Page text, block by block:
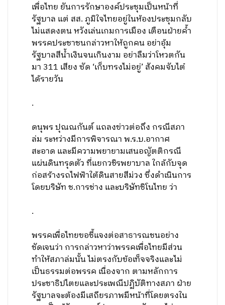
เพื่อไทย ยันการรักษาองค์ประชุมเป็นหน้าที่
รัฐบาล แต่ สส. ภูมิใจไทยอยู่ในห้องประชุมกลับ
ไม่แสดงตน หวังเล่นเกมการเมือง เตือนฝ่ายค้ำ
พรรคประชาชนกล่าวหาให้ถูกคน อย่าอุ้ม
รัฐบาลสีน้ำเงินจนเกินงาม อย่าลืมว่าโหวตกัน
มา 311 เสียง ซัด ‘เก็บทรงไม่อยู่’ สังคมจับไต๋
ได้รายวัน
.
ดนุพร ปุณณกันต์ แถลงข่าวต่อถึง กรณีสภา
ล่ม ระหว่างมีการพิจารณา พ.ร.บ.อากาศ
สะอาด และมีความพยายามเสนอญัตติกรณี
แผ่นดินทรุดตัว ที่แยกวชิรพยาบาล ใกล้กับจุด
ก่อสร้างรถไฟฟ้าใต้ดินสายสีม่วง ซึ่งดำเนินการ
โดยบริษัท ช.การช่าง และบริษัทชิโนไทย ว่า
.
พรรคเพื่อไทยขอชี้แจงต่อสาธารณชนอย่าง
ชัดเจนว่า การกล่าวหาว่าพรรคเพื่อไทยมีส่วน
ทำให้สภาล่มนั้น ไม่ตรงกับข้อเท็จจริงและไม่
เป็นธรรมต่อพรรค เนื่องจาก ตามหลักการ
ประชาธิปไตยและประเพณีปฏิบัติทางสภา ฝ่าย
รัฐบาลจะต้องมีเสถียรภาพมีหน้าที่โดยตรงใน